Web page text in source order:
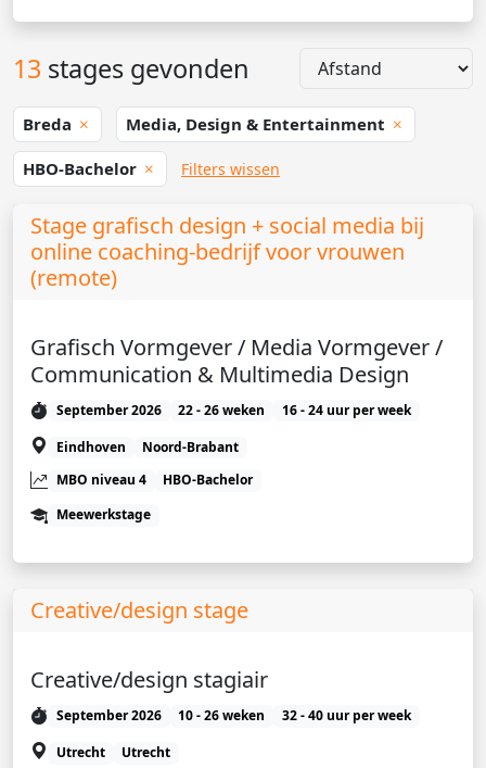
13 stages gevonden
Breda Media, Design & Entertainment
HBO-Bachelor Filters wissen
Stage grafisch design + social media bij
online coaching-bedrijf voor vrouwen
(remote)
Grafisch Vormgever / Media Vormgever /
Communication & Multimedia Design
September 2026 22 - 26 weken
16 - 24 uur per week
Eindhoven
Noord-Brabant
MBO niveau 4
HBO-Bachelor
Meewerkstage
Creative/design stage
Creative/design stagiair
September 2026 10 - 26 weken
32 - 40 uur per week
Utrecht
Utrecht